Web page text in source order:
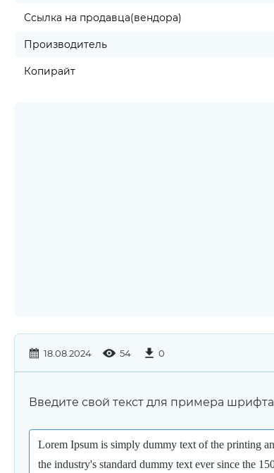
Ссылка на продавца(вендора)
Производитель
Копирайт
18.08.2024 54 0
Введите свой текст для примера шрифта